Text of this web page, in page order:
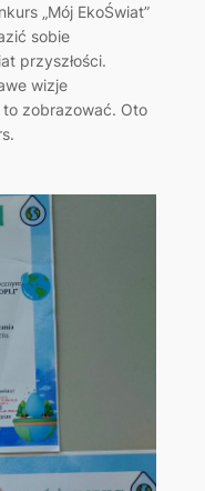
„Mój EkoŚwiat”
sobie
przyszłości.
wizje
to zobrazować. Oto